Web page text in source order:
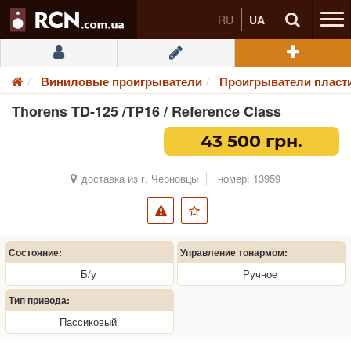
RU UA
Виниловые проигрыватели Проигрыватели
Thorens TD-125 /TP16 / Reference Class
43 500 грн.
доставка из г. Черновцы номер: 13959
Состояние:
Б/у
Управление тонармом:
Ручное
Тип привода:
Пассиковый